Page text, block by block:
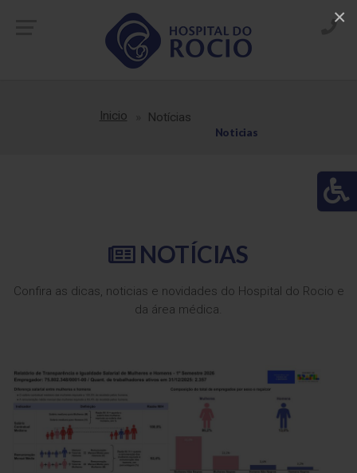
×
Inicio Notícias
Noticias
NOTÍCIAS
Confira as dicas, noticias e novidades do Hospital do Rocio e
da área médica.